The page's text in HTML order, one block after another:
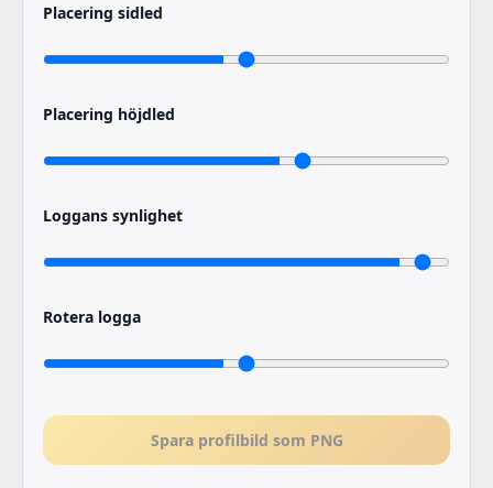
Placering sidled
Placering höjdled
Loggans synlighet
Rotera logga
Spara profilbild som PNG